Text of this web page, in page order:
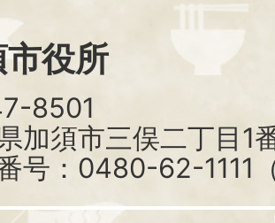
役所
8501
加須市三俣二丁目1
号：0480-62-1111